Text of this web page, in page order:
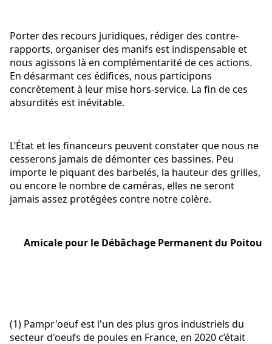
Porter des recours juridiques, rédiger des contre-
rapports, organiser des manifs est indispensable et
nous agissons là en complémentarité de ces actions.
En désarmant ces édifices, nous participons
concrètement à leur mise hors-service. La fin de ces
absurdités est inévitable.
L’État et les financeurs peuvent constater que nous ne
cesserons jamais de démonter ces bassines. Peu
importe le piquant des barbelés, la hauteur des grilles,
ou encore le nombre de caméras, elles ne seront
jamais assez protégées contre notre colère.
Amicale pour le Débâchage Permanent du Poitou
(1) Pampr'oeuf est l'un des plus gros industriels du
secteur d'oeufs de poules en France, en 2020 c’était